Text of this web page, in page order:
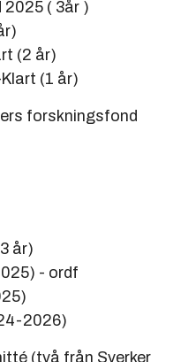
2025 ( 3år )
(2 år)
(1 år)
forskningsfond
år)
- ordf
2026)
(två från Sverker